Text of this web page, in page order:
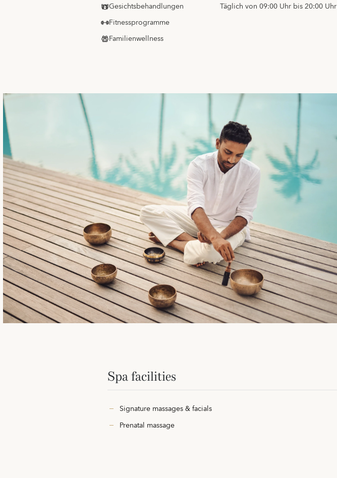
Gesichtsbehandlungen
Fitnessprogramme
Familienwellness
Täglich von 09:00 Uhr bis 20:00 Uhr
Spa facilities
Signature massages & facials
Prenatal massage